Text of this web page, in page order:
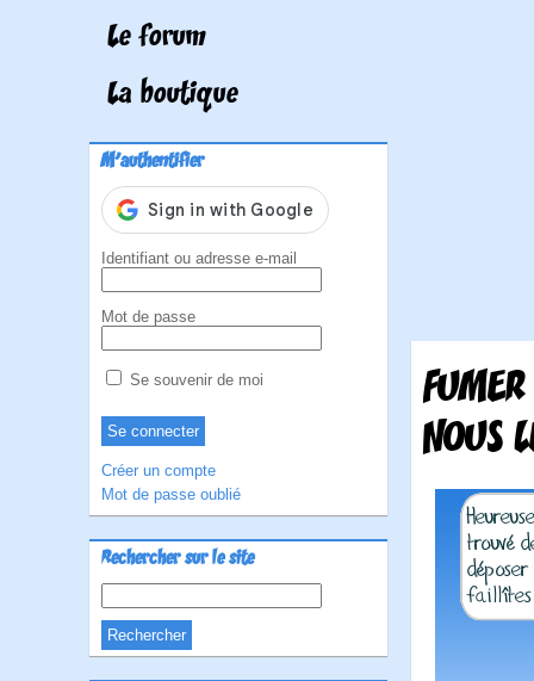
Le forum
La boutique
M'authentifier
Identifiant ou adresse e-mail
Mot de passe
Se souvenir de moi
Créer un compte
Mot de passe oublié
Rechercher sur le site
NOUS